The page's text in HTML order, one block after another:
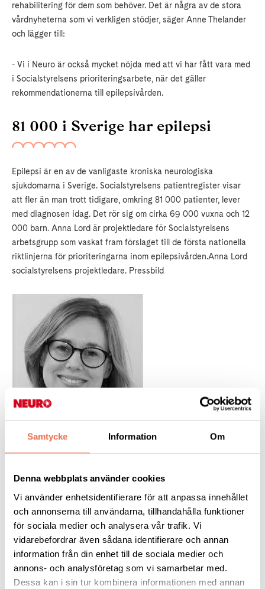
Samtycke Information Om
Denna webbplats använder cookies
Vi använder enhetsidentifierare för att anpassa innehållet
och annonserna till användarna, tillhandahålla funktioner
för sociala medier och analysera vår trafik. Vi
vidarebefordrar även sådana identifierare och annan
information från din enhet till de sociala medier och
annons- och analysföretag som vi samarbetar med.
Dessa kan i sin tur kombinera informationen med annan
rehabilitering för dem som behöver. Det är några av de stora
vårdnyheterna som vi verkligen stödjer, säger Anne Thelander
och lägger till:
- Vi i Neuro är också mycket nöjda med att vi har fått vara med
i Socialstyrelsens prioriteringsarbete, när det gäller
rekommendationerna till epilepsivården.
81 000 i Sverige har epilepsi
Epilepsi är en av de vanligaste kroniska neurologiska
sjukdomarna i Sverige. Socialstyrelsens patientregister visar
att fler än man trott tidigare, omkring 81 000 patienter, lever
med diagnosen idag. Det rör sig om cirka 69 000 vuxna och 12
000 barn. Anna Lord är projektledare för Socialstyrelsens
arbetsgrupp som vaskat fram förslaget till de första nationella
riktlinjerna för prioriteringarna inom epilepsivården.Anna Lord
socialstyrelsens projektledare. Pressbild
vården och samhället är otillräcklig. Det gör vården bristfällig
och ojämlik. Effektiva metoder för att diagnostisera och
behandla epilepsi kommer för få till del. Det kan delvis förklaras
av att epilepsi är mycket komplext och egentligen ett symtom
som kan ha många olika orsaker, säger Anna Lord.
Tidig diagnos gör stor skillnad